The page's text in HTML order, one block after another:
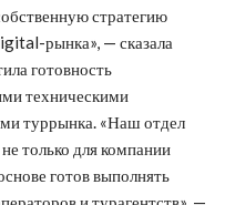
стратегию
рынка», — сказала
готовность
техническими
туррынка. «Наш отдел
только для компании
готов выполнять